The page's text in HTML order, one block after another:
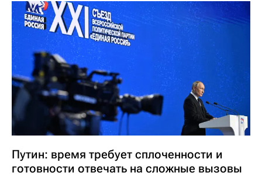
Путин: время требует сплоченности и
готовности отвечать на сложные вызовы